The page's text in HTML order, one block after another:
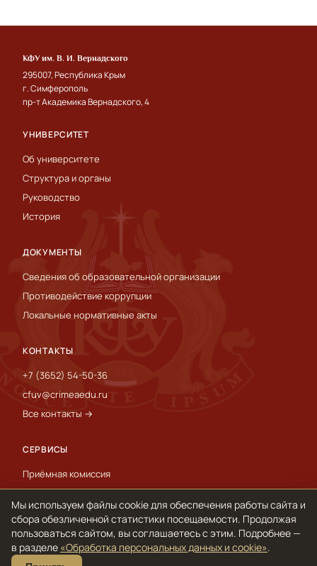
КФУ им. В. И. Вернадского
295007, Республика Крым
г. Симферополь
пр-т Академика Вернадского, 4
УНИВЕРСИТЕТ
Об университете
Структура и органы
Руководство
История
ДОКУМЕНТЫ
Сведения об образовательной организации
Противодействие коррупции
Локальные нормативные акты
КОНТАКТЫ
+7 (3652) 54-50-36
cfuv@crimeaedu.ru
Все контакты →
СЕРВИСЫ
Приёмная комиссия
Пресс-служба
International
© 1918–2026 ФГАОУ ВО «КФУ им. В. И. Вернадского»
Мы используем файлы cookie для обеспечения работы сайта и
сбора обезличенной статистики посещаемости. Продолжая
пользоваться сайтом, вы соглашаетесь с этим. Подробнее —
в разделе «Обработка персональных данных и cookie».